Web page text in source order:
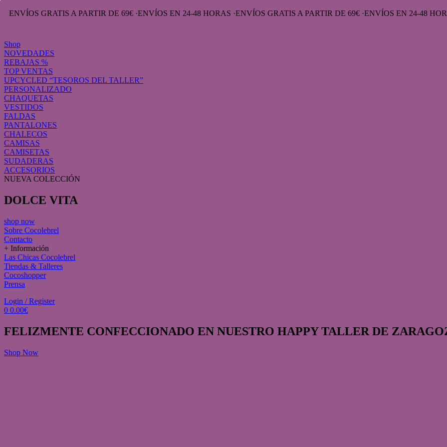
ENVÍOS GRATIS A PARTIR DE 69€ ·ENVÍOS EN 24-48 HORAS ·ENVÍOS GRATIS A PARTIR DE 69€ ·ENVÍOS EN 24-48
Shop
NOVEDADES
REBAJAS %
TOP VENTAS
UPCYCLED “TESOROS DEL TALLER”
PERSONALIZADO
CHAQUETAS
VESTIDOS
FALDAS
PANTALONES
CHALECOS
CAMISAS
CAMISETAS
SUDADERAS
ACCESORIOS
NUEVA COLECCIÓN
DOLCE VITA
shop now
Sobre Cocolebrel
Contacto
+ Información
Las Chicas Cocolebrel
Tiendas & Talleres
Cocoshopper
Prensa
Menu
Login / Register
0 0.00€
FELIZMENTE CONFECCIONADO EN NUESTRO HAPPY TALLER DE
Shop Now